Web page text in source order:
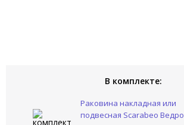
В комплекте:
Раковина накладная или
подвесная Scarabeo Ведро